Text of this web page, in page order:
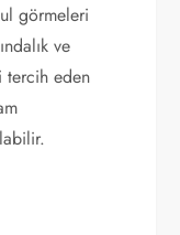
görmeleri
ve
tercih eden